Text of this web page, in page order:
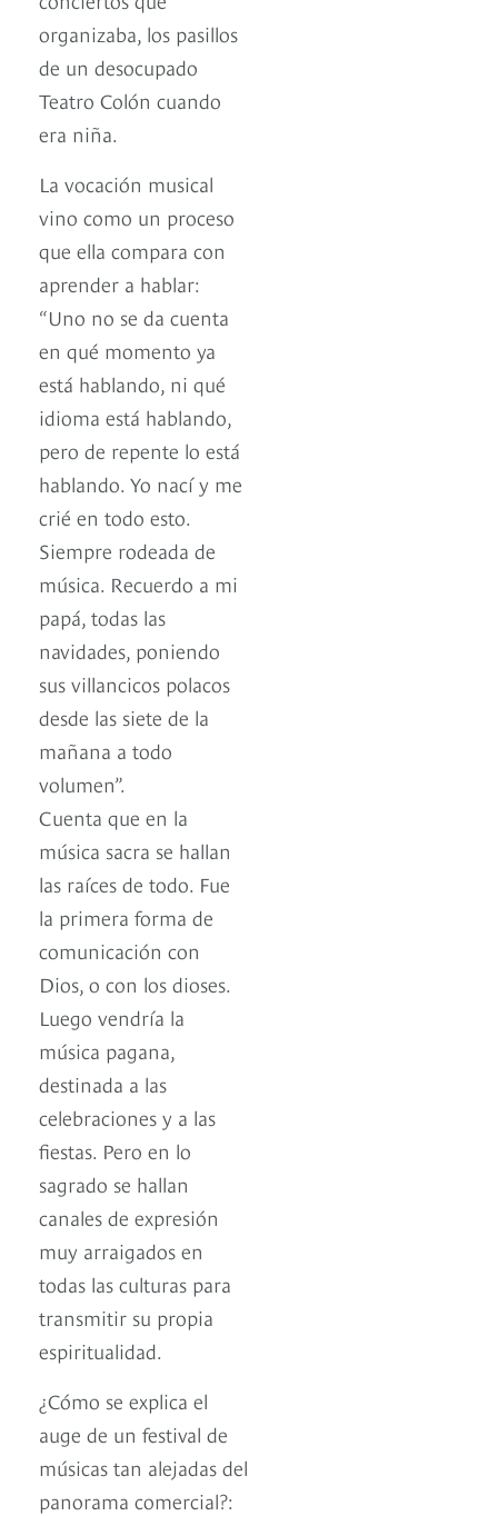
organizaba, los pasillos
de un desocupado
Teatro Colón cuando
era niña.
La vocación musical
vino como un proceso
que ella compara con
aprender a hablar:
“Uno no se da cuenta
en qué momento ya
está hablando, ni qué
idioma está hablando,
pero de repente lo está
hablando. Yo nací y me
crié en todo esto.
Siempre rodeada de
música. Recuerdo a mi
papá, todas las
navidades, poniendo
sus villancicos polacos
desde las siete de la
mañana a todo
volumen”.
Cuenta que en la
música sacra se hallan
las raíces de todo. Fue
la primera forma de
comunicación con
Dios, o con los dioses.
Luego vendría la
música pagana,
destinada a las
celebraciones y a las
fiestas. Pero en lo
sagrado se hallan
canales de expresión
muy arraigados en
todas las culturas para
transmitir su propia
espiritualidad.
¿Cómo se explica el
auge de un festival de
músicas tan alejadas del
panorama comercial?: